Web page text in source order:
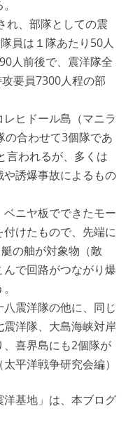
れ、部隊としての震
員は１隊あたり50人
人前後で、震洋隊全
要員7300人程の部
ヒドール島（マニラ
の合わせて3個隊であ
言われるが、多くは
誘爆事故によるもの
ニヤ板でできたモー
けたもので、先端に
の舳が対象物（敵
で回路がつながり爆
震洋隊の他に、同じ
洋隊、大島海峡対岸
喜界島にも2個隊が
平洋戦争研究会編）
基地」は、本ブログ